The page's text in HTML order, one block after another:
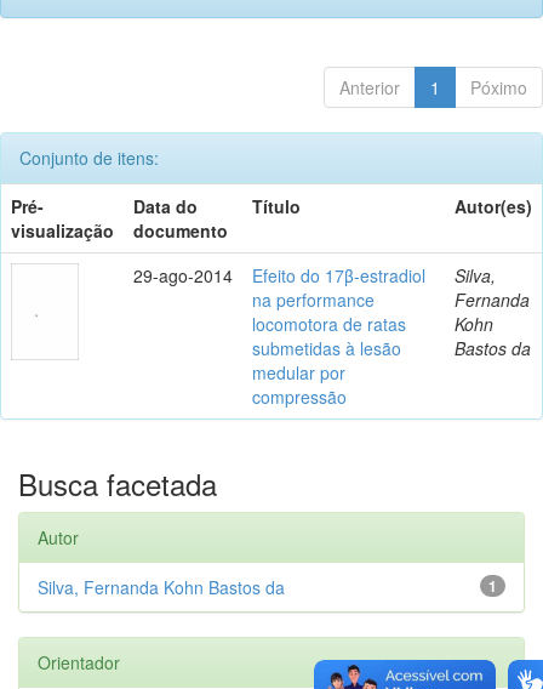
Anterior 1 Póximo
Conjunto de itens:
Pré-
visualização
Data do
documento
Título Autor(es)
29-ago-2014
Efeito do 17β-estradiol
na performance
locomotora de ratas
submetidas à lesão
medular por
compressão
Silva,
Fernanda
Kohn
Bastos da
Busca facetada
Autor
1
Silva, Fernanda Kohn Bastos da
Orientador